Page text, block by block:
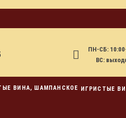
ПН-СБ:
ВС:
ИГРИСТЫЕ